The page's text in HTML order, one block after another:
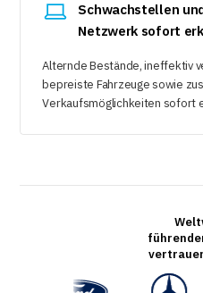
Schwachstellen
Netzwerk sofort
Alternde Bestände, ineffektiv
bepreiste Fahrzeuge sowie
Verkaufsmöglichkeiten sofort